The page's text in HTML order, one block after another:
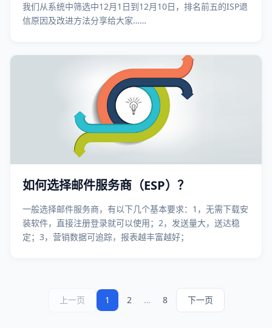
我们从系统中筛选中12月1日到12月10日，排名前五的ISP退
信原因及改进方法分享给大家……
如何选择邮件服务商（ESP）？
一般选择邮件服务商，有以下几个基本要求：1，无需下载安
装软件，直接注册登录就可以使用；2，发送量大，送达稳
定；3，营销数据可追踪，报表越丰富越好；
上一页 1 2 … 8 下一页